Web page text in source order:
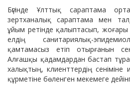
Бүгінде Ұлттық сараптама
зертханалық сараптама мен
ұйым ретінде қалыптасып,
елдің санитариялық-
қамтамасыз етіп отырғанын
Алғашқы қадамдардан бастап
халықтың, клиенттердің сеніміне
құрметіне бөленген мекемеге